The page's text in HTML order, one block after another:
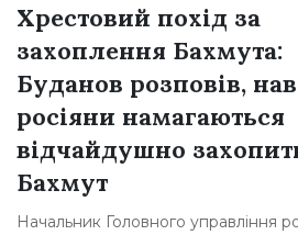
Хрестовий похід за
захоплення Бахмута:
Буданов розповів,
росіяни намагаються
відчайдушно
Бахмут
Начальник Головного управління